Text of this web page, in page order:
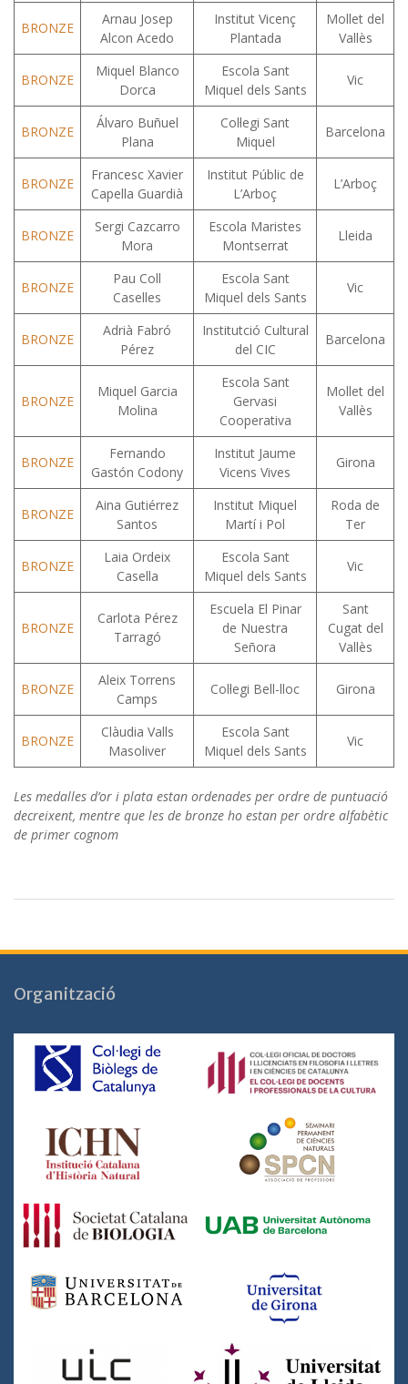
BRONZE
Arnau Josep
Alcon Acedo
Institut Vicenç
Plantada
Mollet del
Vallès
BRONZE
Miquel Blanco
Dorca
Escola Sant
Miquel dels Sants
Vic
BRONZE
Álvaro Buñuel
Plana
Col·legi Sant
Miquel
Barcelona
BRONZE
Francesc Xavier
Capella Guardià
Institut Públic de
L’Arboç
L’Arboç
BRONZE
Sergi Cazcarro
Mora
Escola Maristes
Montserrat
Lleida
BRONZE
Pau Coll
Caselles
Escola Sant
Miquel dels Sants
Vic
BRONZE
Adrià Fabró
Pérez
Institutció Cultural
del CIC
Barcelona
BRONZE
Miquel Garcia
Molina
Escola Sant
Gervasi
Cooperativa
Mollet del
Vallès
BRONZE
Fernando
Gastón Codony
Institut Jaume
Vicens Vives
Girona
BRONZE
Aina Gutiérrez
Santos
Institut Miquel
Martí i Pol
Roda de
Ter
BRONZE
Laia Ordeix
Casella
Escola Sant
Miquel dels Sants
Vic
BRONZE
Carlota Pérez
Tarragó
Escuela El Pinar
de Nuestra
Señora
Sant
Cugat del
Vallès
BRONZE
Aleix Torrens
Camps
Col·legi Bell-lloc Girona
BRONZE
Clàudia Valls
Masoliver
Escola Sant
Miquel dels Sants
Vic
Les medalles d’or i plata estan ordenades per ordre de puntuació
decreixent, mentre que les de bronze ho estan per ordre alfabètic
de primer cognom
Organització